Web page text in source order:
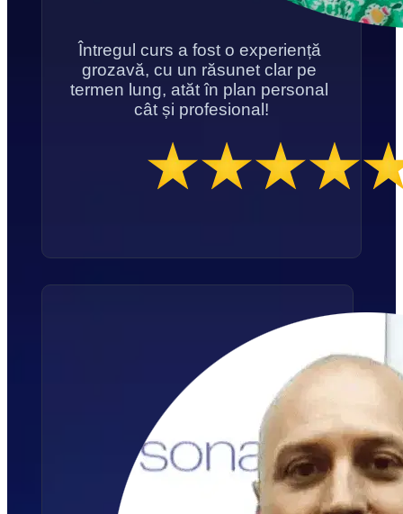
Întregul curs a fost o experiență
grozavă, cu un răsunet clar pe
termen lung, atăt în plan personal
cât și profesional!